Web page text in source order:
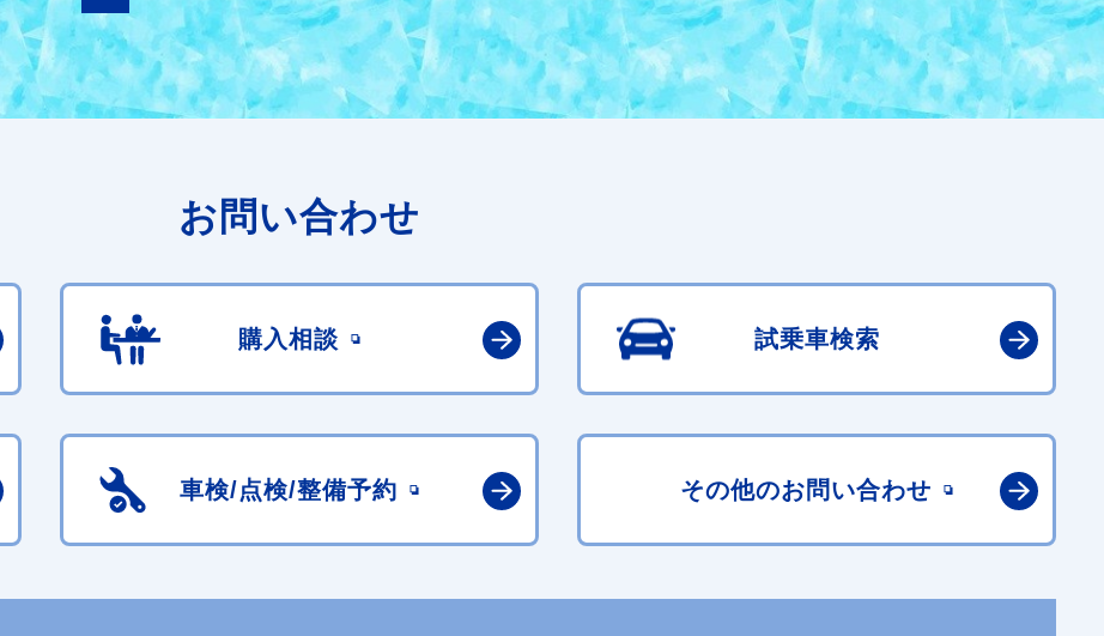
お問い合わせ
購入相談 試乗車検索
車検/点検/整備予約 その他のお問い合わせ